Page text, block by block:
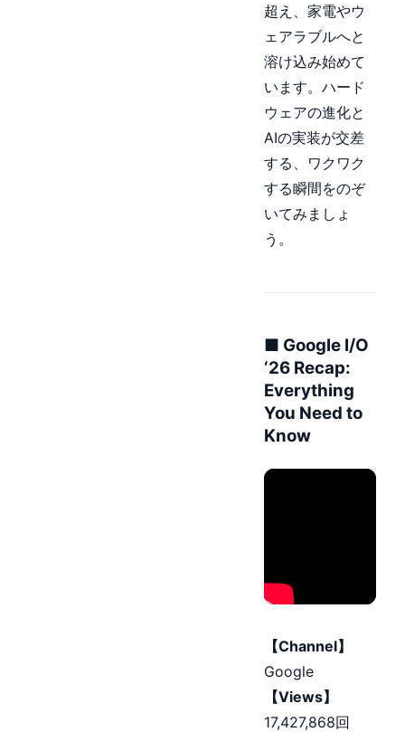
超え、家電やウ
ェアラブルへと
溶け込み始めて
います。ハード
ウェアの進化と
AIの実装が交差
する、ワクワク
する瞬間をのぞ
いてみましょ
う。
■ Google I/O
‘26 Recap:
Everything
You Need to
Know
【Channel】
Google
【Views】
17,427,868回